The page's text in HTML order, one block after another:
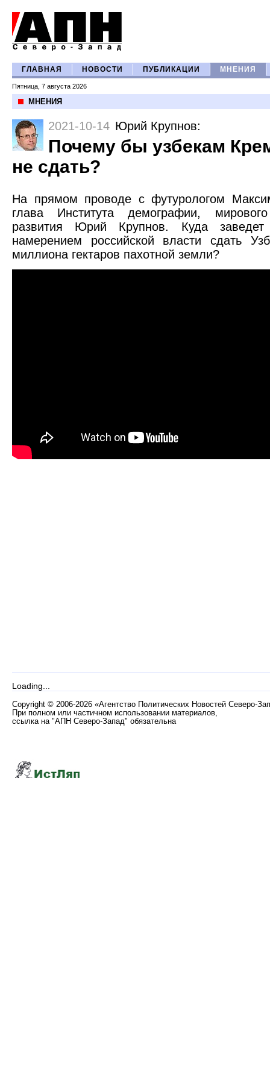
ГЛАВНАЯ НОВОСТИ ПУБЛИКАЦИИ МНЕНИЯ
Пятница, 7 августа 2026
МНЕНИЯ
2021-10-14 Юрий Крупнов:
Почему бы узбекам
не сдать?
На прямом проводе с футурологом
глава Института демографии,
развития Юрий Крупнов. Куда заведет
намерением российской власти сдать
миллиона гектаров пахотной земли?
Loading...
Copyright © 2006-2026 «Агентство Политических Новостей Северо-
При полном или частичном использовании материалов,
ссылка на "АПН Северо-Запад" обязательна